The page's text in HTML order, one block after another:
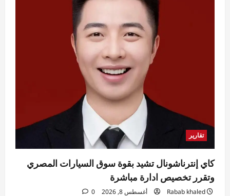
تقارير
كاي إنترناشونال تشيد بقوة سوق السيارات المصري
وتقرر تخصيص ادارة مباشرة
Rabab khaled أغسطس 8, 2026 0